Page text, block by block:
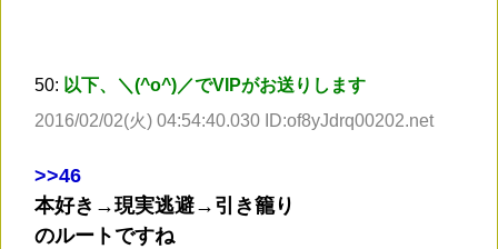
50: 以下、＼(^o^)／でVIPがお送りします
2016/02/02(火) 04:54:40.030 ID:of8yJdrq00202.net
>>46
本好き→現実逃避→引き籠り
のルートですね